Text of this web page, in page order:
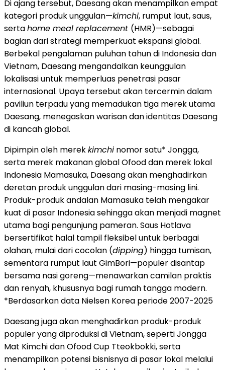
Di ajang tersebut, Daesang akan menampilkan empat
kategori produk unggulan—kimchi, rumput laut, saus,
sertahome meal replacement (HMR)—sebagai
bagian dari strategi memperkuat ekspansi global.
Berbekal pengalaman puluhan tahun di Indonesia dan
Vietnam, Daesang mengandalkan keunggulan
lokalisasi untuk memperluas penetrasi pasar
internasional. Upaya tersebut akan tercermin dalam
paviliun terpadu yang memadukan tiga merek utama
Daesang, menegaskan warisan dan identitas Daesang
di kancah global.
Dipimpin oleh merekkimchi nomor satu* Jongga,
serta merek makanan global Ofood dan merek lokal
Indonesia Mamasuka, Daesang akan menghadirkan
deretan produk unggulan dari masing-masing lini.
Produk-produk andalan Mamasuka telah mengakar
kuat di pasar Indonesia sehingga akan menjadi magnet
utama bagi pengunjung pameran. Saus Hotlava
bersertifikat halal tampil fleksibel untuk berbagai
olahan, mulai dari cocolan (dipping) hingga tumisan,
sementara rumput laut GimBori—populer disantap
bersama nasi goreng—menawarkan camilan praktis
dan renyah, khususnya bagi rumah tangga modern.
*Berdasarkan data Nielsen Korea periode 2007-2025
Daesang juga akan menghadirkan produk-produk
populer yang diproduksi di Vietnam, seperti Jongga
Mat Kimchi dan Ofood Cup Tteokbokki, serta
menampilkan potensi bisnisnya di pasar lokal melalui